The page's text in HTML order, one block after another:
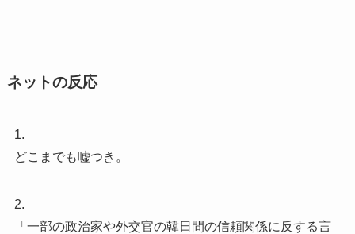
ネットの反応
1.
どこまでも嘘つき。
2.
「一部の政治家や外交官の韓日間の信頼関係に反する言